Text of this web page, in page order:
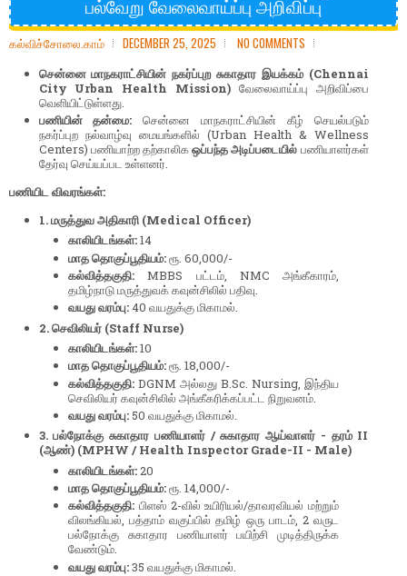
பல்வேறு வேலைவாய்ப்பு அறிவிப்பு
கல்விச்சோலை.காம் DECEMBER 25, 2025 NO COMMENTS
சென்னை மாநகராட்சியின் நகர்ப்புற சுகாதார இயக்கம் (Chennai
City Urban Health Mission)வேலைவாய்ப்பு அறிவிப்பை
வெளியிட்டுள்ளது.
பணியின் தன்மை: சென்னை மாநகராட்சியின் கீழ் செயல்படும்
நகர்ப்புற நல்வாழ்வு மையங்களில் (Urban Health & Wellness
Centers) பணியாற்ற தற்காலிகஒப்பந்த அடிப்படையில் பணியாளர்கள்
தேர்வு செய்யப்பட உள்ளனர்.
பணியிட விவரங்கள்:
1. மருத்துவ அதிகாரி (Medical Officer)
காலியிடங்கள்:14
மாத தொகுப்பூதியம்:ரூ. 60,000/-
கல்வித்தகுதி: MBBS பட்டம், NMC அங்கீகாரம்,
தமிழ்நாடு மருத்துவக் கவுன்சிலில் பதிவு.
வயது வரம்பு:40 வயதுக்கு மிகாமல்.
2. செவிலியர் (Staff Nurse)
காலியிடங்கள்:10
மாத தொகுப்பூதியம்:ரூ. 18,000/-
கல்வித்தகுதி: DGNM அல்லது B.Sc. Nursing, இந்திய
செவிலியர் கவுன்சிலில் அங்கீகரிக்கப்பட்ட நிறுவனம்.
வயது வரம்பு: 50 வயதுக்கு மிகாமல்.
3. பல்நோக்கு சுகாதார பணியாளர் / சுகாதார ஆய்வாளர் - தரம் II
(ஆண்) (MPHW / Health Inspector Grade-II - Male)
காலியிடங்கள்:20
மாத தொகுப்பூதியம்:ரூ. 14,000/-
கல்வித்தகுதி: பிளஸ் 2-வில் உயிரியல்/தாவரவியல் மற்றும்
விலங்கியல், பத்தாம் வகுப்பில் தமிழ் ஒரு பாடம், 2 வருட
பல்நோக்கு சுகாதார பணியாளர் பயிற்சி முடித்திருக்க
வேண்டும்.
வயது வரம்பு:35 வயதுக்கு மிகாமல்.